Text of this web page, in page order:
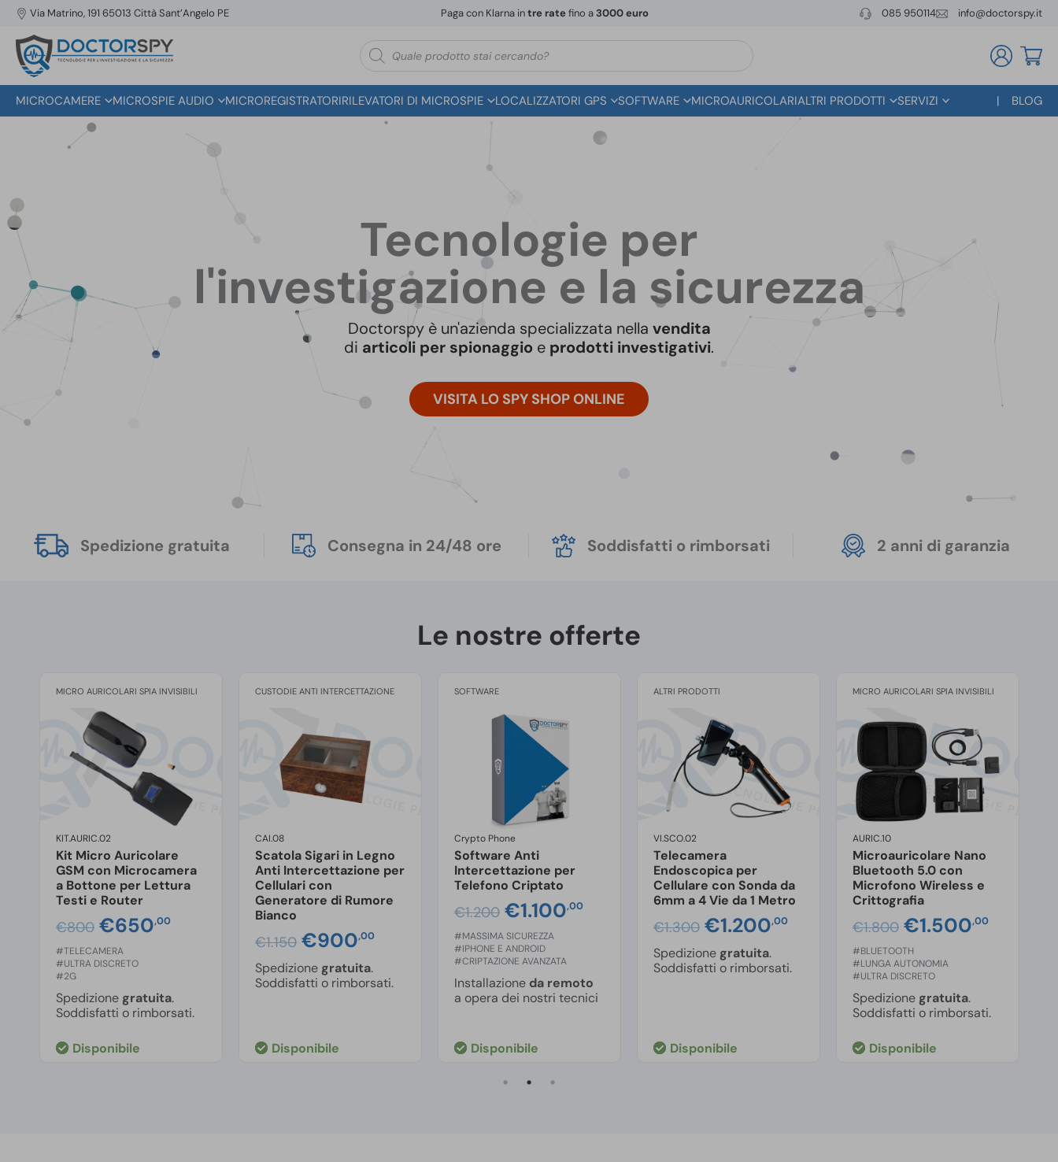
Via Matrino, 191 65013 Città Sant’Angelo PE Paga con Klarna intre ratefino a3000 euro 085 950114 info@doctorspy.it
Ricerca
prodotti
MICROCAMERE MICROSPIE AUDIO MICROREGISTRATORIRILEVATORI DI MICROSPIE LOCALIZZATORI GPS SOFTWARE MICROAURICOLARIALTRI PRODOTTI SERVIZI BLOG
Tecnologie per
l'investigazione e la sicurezza
Doctorspy è un'azienda specializzata nella vendita
di articoli per spionaggio e prodotti investigativi.
VISITA LO SPY SHOP ONLINE
Spedizione gratuita Consegna in 24/48 ore Soddisfatti o rimborsati 2 anni di garanzia
Le nostre offerte
MICRO AURICOLARI SPIA INVISIBILI
KIT.AURIC.02
Kit Micro Auricolare
GSM con Microcamera
a Bottone per Lettura
Testi e Router
€800 Il
prezzo
originale
€800,00.
€650,00
€650,00.
#TELECAMERA
#ULTRA DISCRETO
#2G
Spedizione gratuita.
Soddisfatti o rimborsati.
Disponibile
CUSTODIE ANTI INTERCETTAZIONE
CAI.08
Scatola Sigari in Legno
Anti Intercettazione per
Cellulari con
Generatore di Rumore
Bianco
€1.150 Il
prezzo
originale
€900,00
attuale
Spedizione gratuita.
Soddisfatti o rimborsati.
Disponibile
SOFTWARE
Crypto Phone
Software Anti
Intercettazione per
Telefono Criptato
€1.200 Il
prezzo
originale
era:
€1.200,00.
€1.100,00
€1.100,00.
#MASSIMA SICUREZZA
#IPHONE E ANDROID
#CRIPTAZIONE AVANZATA
Installazione da remoto
a opera dei nostri tecnici
Disponibile
ALTRI PRODOTTI
VI.SCO.02
Telecamera
Endoscopica per
Cellulare con Sonda da
6mm a 4 Vie da 1 Metro
€1.300 Il
prezzo
originale
€1.200,00
attuale
€1.200,00.
Spedizione gratuita.
Soddisfatti o rimborsati.
Disponibile
MICRO AURICOLARI SPIA INVISIBILI
AURIC.10
Microauricolare Nano
Bluetooth 5.0 con
Microfono Wireless e
Crittografia
€1.800 Il
prezzo
originale
era:
€1.800,00.
€1.500,00
#BLUETOOTH
#LUNGA AUTONOMIA
#ULTRA DISCRETO
Spedizione gratuita.
Soddisfatti o rimborsati.
Disponibile